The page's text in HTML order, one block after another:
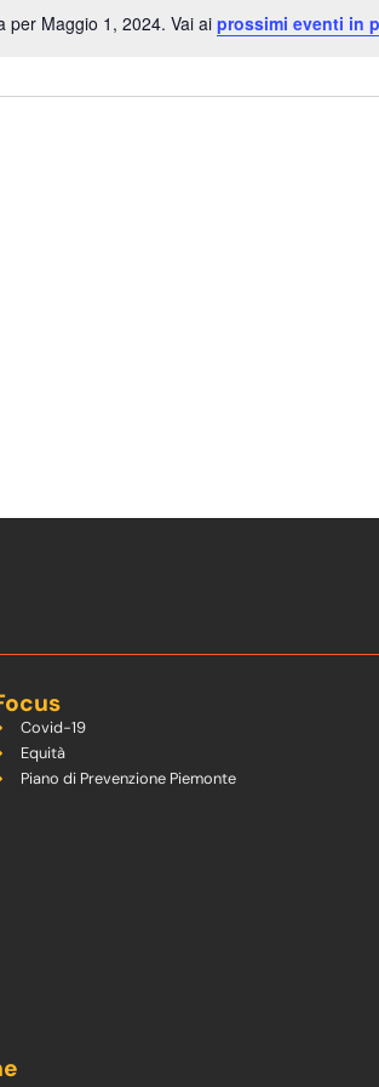
Notice
per Maggio 1, 2024. Vai aiprossimi eventi in
Covid-19
Equità
Piano di Prevenzione Piemonte